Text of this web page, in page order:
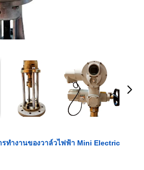
รทํางานของวาล์วไฟฟ้า Mini Electric